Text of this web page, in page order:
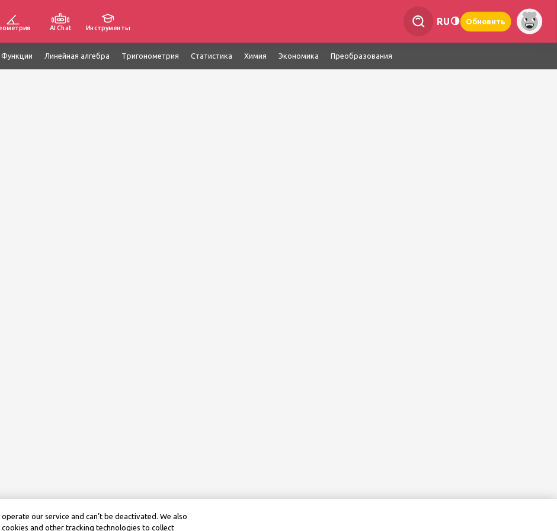
AI Chat Инструменты
RU Обновить
Функции Линейная алгебра Тригонометрия Статистика Химия Экономика Преобразования
our service and can’t be deactivated. We also
and other tracking technologies to collect